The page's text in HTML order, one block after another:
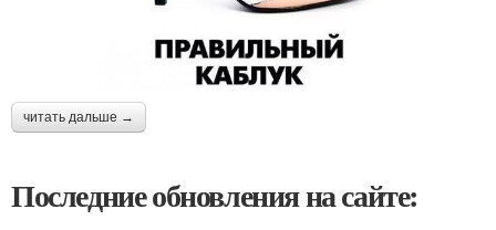
читать дальше →
Последние обновления на сайте: